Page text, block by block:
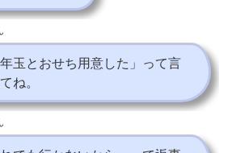
年玉とおせち用意した」って言
ね。